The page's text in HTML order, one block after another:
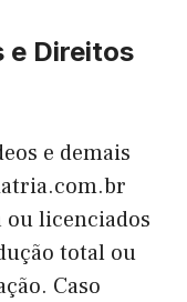
e Direitos
e demais
ou licenciados
total ou
Caso